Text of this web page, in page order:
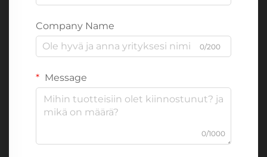
Company Name
0/200
Message
0/1000